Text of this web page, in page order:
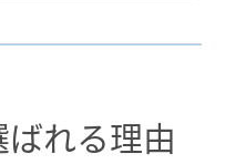
れる理由